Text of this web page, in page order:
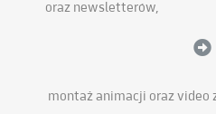
oraz newsletterów,
montaż animacji oraz video